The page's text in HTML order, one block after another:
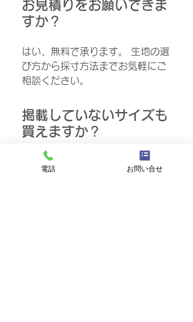
お見積りをお願いできま
すか？
はい、無料で承ります。 生地の選
び方から採寸方法までお気軽にご
相談ください。
掲載していないサイズも
買えますか？
はい、可能です。 ぜひお気軽にお
電話 お問い合せ